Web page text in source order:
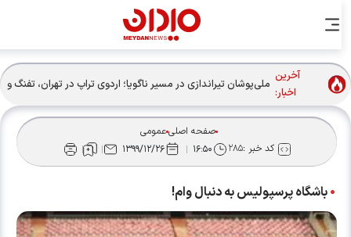
آخرین
اخبار:
ملی‌پوشان تیراندازی در مسیر ناگویا؛ اردوی تراپ در تهران، تفنگ و
تپانچه در پکن
صفحه اصلیعمومی
کد خبر :۲۸۵ ۱۶:۵۰ ۱۳۹۹/۱۲/۲۶
باشگاه پرسپولیس به دنبال وام!